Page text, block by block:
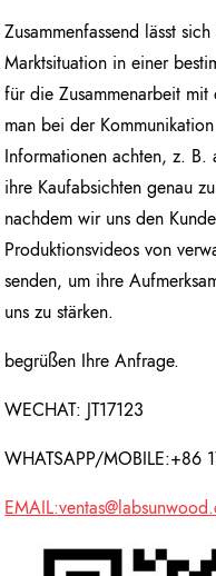
Zusammenfassend lässt
Marktsituation in einer
für die Zusammenarbeit
man bei der
Informationen achten, z.
ihre Kaufabsichten genau
nachdem wir uns den
Produktionsvideos von
senden, um ihre
uns zu stärken.
begrüßen Ihre Anfrage.
WECHAT: JT17123
WHATSAPP/MOBILE:+86